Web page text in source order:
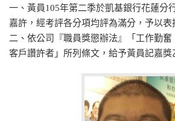
一、黃員105年第二季於凱基銀行花蓮分
嘉許，經考評各分項均評為滿分，予以表
二、依公司『職員獎懲辦法』「工作勤
客戶讚許者」所列條文，給予黃員記嘉獎